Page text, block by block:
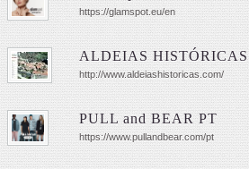
https://glamspot.eu/en
ALDEIAS HISTÓRICAS
http://www.aldeiashistoricas.com/
PULL and BEAR PT
https://www.pullandbear.com/pt